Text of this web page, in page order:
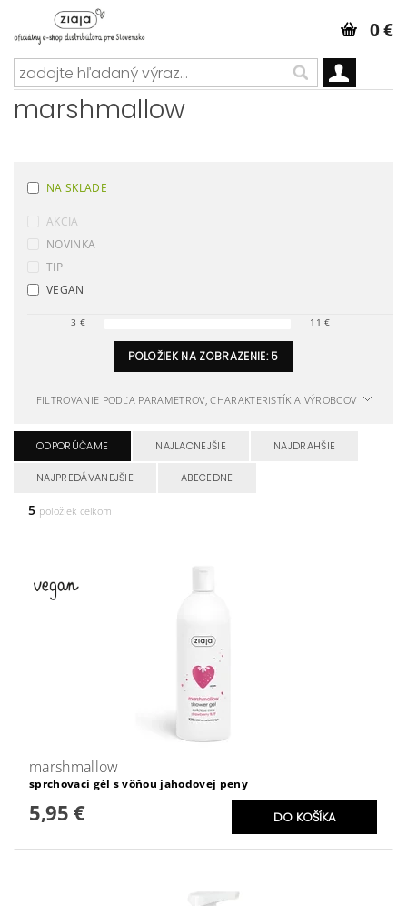
0 €
marshmallow
NA SKLADE
AKCIA
NOVINKA
TIP
VEGAN
3 € 11 €
POLOŽIEK NA ZOBRAZENIE:5
FILTROVANIE PODĽA PARAMETROV, CHARAKTERISTÍK A VÝROBCOV
ODPORÚČAME NAJLACNEJŠIE NAJDRAHŠIE
NAJPREDÁVANEJŠIE ABECEDNE
5 položiek celkom
marshmallow
sprchovací gél s vôňou jahodovej peny
5,95 €